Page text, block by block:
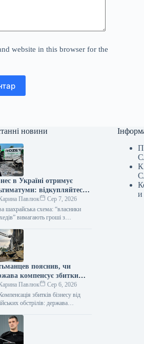
website in this browser for the
новини
в Україні отримує
відкупляйтеся
атак або втратите все
Павлюк
Сер 7, 2026
шахрайська схема: “власники
вимагають гроші з
стали об’єктами нової
вимагання. Анонімні звернення,
пояснив, чи
компенсує збитки
від ударів РФ
Павлюк
Сер 6, 2026
збитків бізнесу від
обстрілів: держава
фінансових ресурсів для
відшкодування…
и